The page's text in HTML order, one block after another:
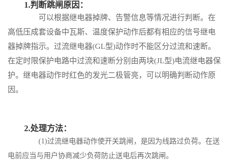
1.判断跳闸原因：
可以根据继电器掉牌、告警信息等情况进行判断。在
高低压成套设备中瓦斯、温度保护动作后都有相应的信号继电
器掉牌指示。过流继电器(GL型)动作时不能区分过流和速断。
在定时限保护电路中过流和速断分别由两块(JL型)电流继电器保
护。继电器动作时红色的发光二极管亮，可以明确判断动作原
因。
2.处理方法：
(1)过流继电器动作使开关跳闸，是因为线路过负荷。在送
电前应当与用户协商减少负荷防止送电后再次跳闸。